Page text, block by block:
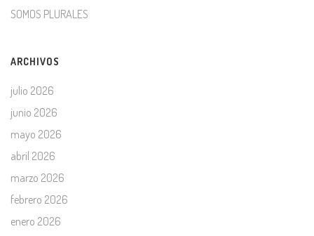
SOMOS PLURALES
ARCHIVOS
julio 2026
junio 2026
mayo 2026
abril 2026
marzo 2026
febrero 2026
enero 2026